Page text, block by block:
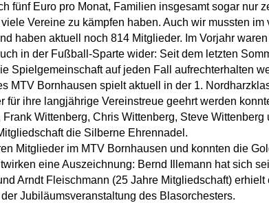
fünf Euro pro Monat, Familien insgesamt sogar nur
Vereine zu kämpfen haben. Auch wir mussten
haben aktuell noch 814 Mitglieder. Im Vorjahr waren
in der Fußball-Sparte wider: Seit dem letzten
Spielgemeinschaft auf jeden Fall aufrechterhalten
MTV Bornhausen spielt aktuell in der 1.
ihre langjährige Vereinstreue geehrt werden
Wittenberg, Chris Wittenberg, Steve
die Silberne Ehrennadel.
Mitglieder im MTV Bornhausen und konnten die
eine Auszeichnung: Bernd Illemann hat sich
Arndt Fleischmann (25 Jahre Mitgliedschaft)
Jubiläumsveranstaltung des Blasorchesters.